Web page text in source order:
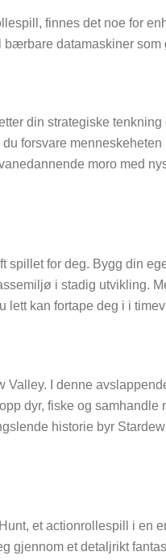
finnes det noe for
datamaskiner som
din strategiske
forsvare
moro med
spillet for deg. Bygg din
i stadig utvikling.
lett kan fortape deg i i
Valley. I denne
dyr, fiske og
historie byr
et actionrollespill i en
gjennom et detaljrikt